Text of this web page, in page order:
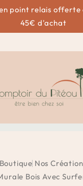
point relais
45€ d'achat
Boutique Nos
Bois Avec